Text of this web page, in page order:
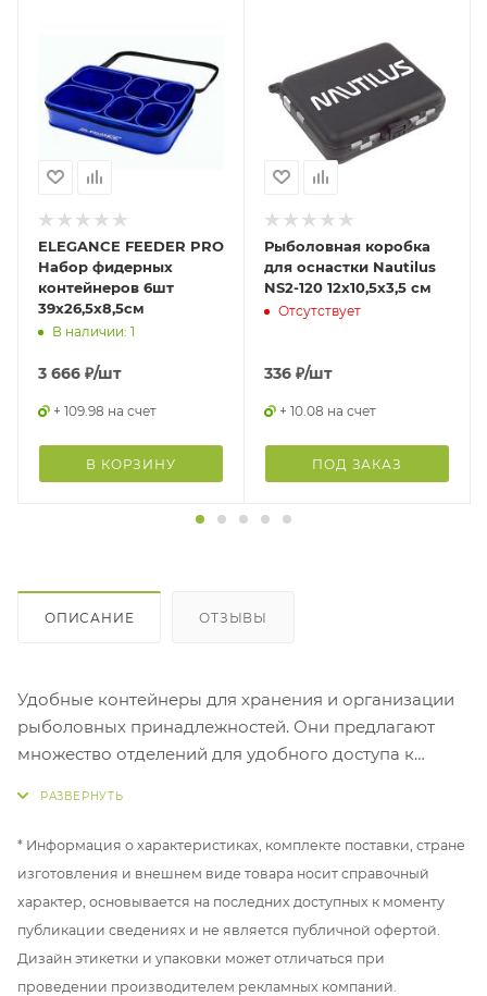
ELEGANCE FEEDER PRO
Набор фидерных
контейнеров 6шт
39х26,5х8,5см
В наличии: 1
3 666 ₽/шт
+ 109.98 на счет
В КОРЗИНУ
Рыболовная коробка
для оснастки Nautilus
NS2-120 12х10,5х3,5 см
Отсутствует
336 ₽/шт
+ 10.08 на счет
ПОД ЗАКАЗ
ОПИСАНИЕ ОТЗЫВЫ
Удобные контейнеры для хранения и организации
рыболовных принадлежностей. Они предлагают
множество отделений для удобного доступа к
высококачественных материалов и подходят для
Прочный пластик.
Габариты: 10,2х8,7х2,4 см
* Информация о характеристиках, комплекте поставки, стране
изготовления и внешнем виде товара носит справочный
характер, основывается на последних доступных к моменту
публикации сведениях и не является публичной офертой.
Дизайн этикетки и упаковки может отличаться при
проведении производителем рекламных компаний.